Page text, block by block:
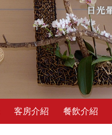
客房介紹 餐飲介紹